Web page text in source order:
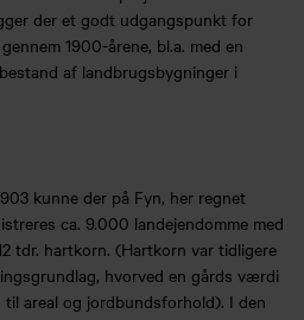
der et godt udgangspunkt for
1900-årene, bl.a. med en
af landbrugsbygninger i
kunne der på Fyn, her regnet
ca. 9.000 landejendomme med
tdr. hartkorn. (Hartkorn var tidligere
hvorved en gårds værdi
areal og jordbundsforhold). I den